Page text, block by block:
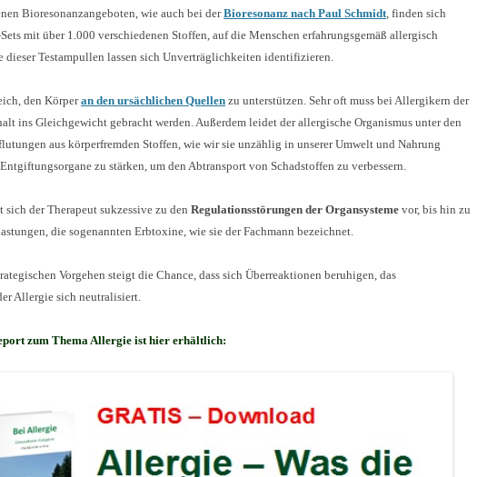
Bioresonanzangeboten, wie auch bei derBioresonanz nach Paul Schmidt , finden sich
mit über 1.000 verschiedenen Stoffen, auf die Menschen erfahrungsgemäß allergisch
Testampullen lassen sich Unverträglichkeiten identifizieren.
den Körperan den ursächlichen Quellen zu unterstützen. Sehr oft muss bei Allergikern der
ins Gleichgewicht gebracht werden. Außerdem leidet der allergische Organismus unter den
aus körperfremden Stoffen, wie wir sie unzählig in unserer Umwelt und Nahrung
zu stärken, um den Abtransport von Schadstoffen zu verbessern.
der Therapeut sukzessive zu den Regulationsstörungen der Organsysteme vor, bis hin zu
die sogenannten Erbtoxine, wie sie der Fachmann bezeichnet.
Vorgehen steigt die Chance, dass sich Überreaktionen beruhigen, das
Allergie sich neutralisiert.
zum Thema Allergie ist hier erhältlich: